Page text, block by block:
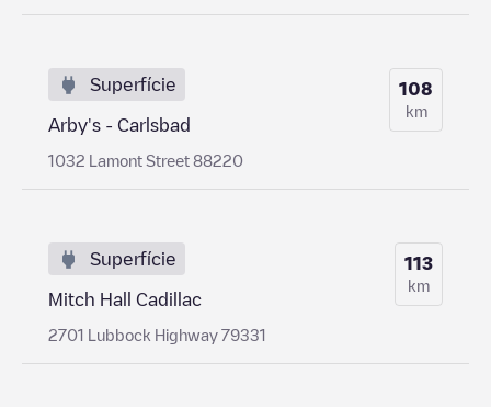
Superfície
Arby's - Carlsbad
1032 Lamont Street 88220
108
km
Superfície
Mitch Hall Cadillac
2701 Lubbock Highway 79331
113
km